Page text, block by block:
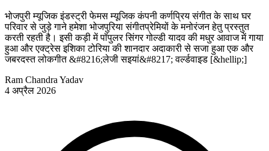
भोजपुरी म्यूजिक इंडस्ट्री फेमस म्यूजिक कंपनी कर्णप्रिय संगीत के साथ घर
परिवार से जुड़े गाने हमेशा भोजपुरिया संगीतप्रेमियों के मनोरंजन हेतु प्रस्तुत
करती रहती है। इसी कड़ी में पॉपुलर सिंगर गोल्डी यादव की मधुर आवाज में गाया
हुआ और एक्ट्रेस इशिका टोरिया की शानदार अदाकारी से सजा हुआ एक और
जबरदस्त लोकगीत &#8216;लेजी सइयां&#8217; वर्ल्डवाइड [&hellip;]
Ram Chandra Yadav
4 अप्रैल 2026